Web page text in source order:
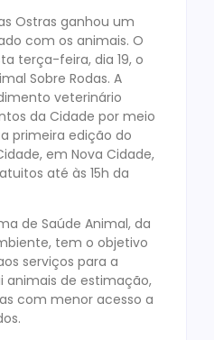
Ostras ganhou um
com os animais. O
terça-feira, dia 19, o
Sobre Rodas. A
veterinário
da Cidade por meio
primeira edição do
em Nova Cidade,
até às 15h da
de Saúde Animal, da
tem o objetivo
serviços para a
animais de estimação,
com menor acesso a